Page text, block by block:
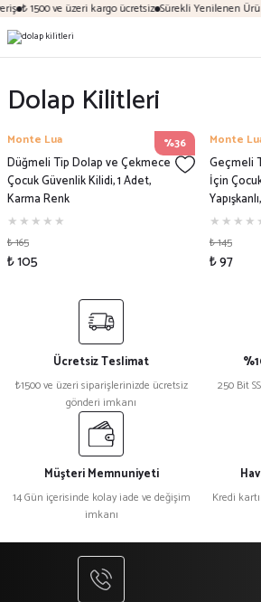
₺ 1500 ve üzeri kargo ücretsiz Sürekli Yenilenen
Dolap Kilitleri
%36
Monte Lua
Düğmeli Tip Dolap ve Çekmece
Çocuk Güvenlik Kilidi, 1 Adet,
Karma Renk
₺ 165
₺ 105
Monte
Geçmeli
İçin
₺ 145
₺ 97
Ücretsiz Teslimat
₺1500 ve üzeri siparişlerinizde ücretsiz
gönderi imkanı
250 Bit
Müşteri Memnuniyeti
14 Gün içerisinde kolay iade ve değişim
imkanı
Kredi